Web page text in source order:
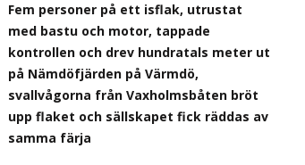
Fem personer på ett isflak, utrustat
med bastu och motor, tappade
kontrollen och drev hundratals meter ut
på Nämdöfjärden på Värmdö,
svallvågorna från Vaxholmsbåten bröt
upp flaket och sällskapet fick räddas av
samma färja